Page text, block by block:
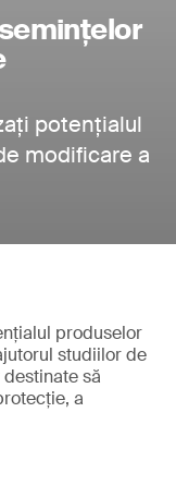
potențialul
modificare a
produselor
studiilor de
să
a